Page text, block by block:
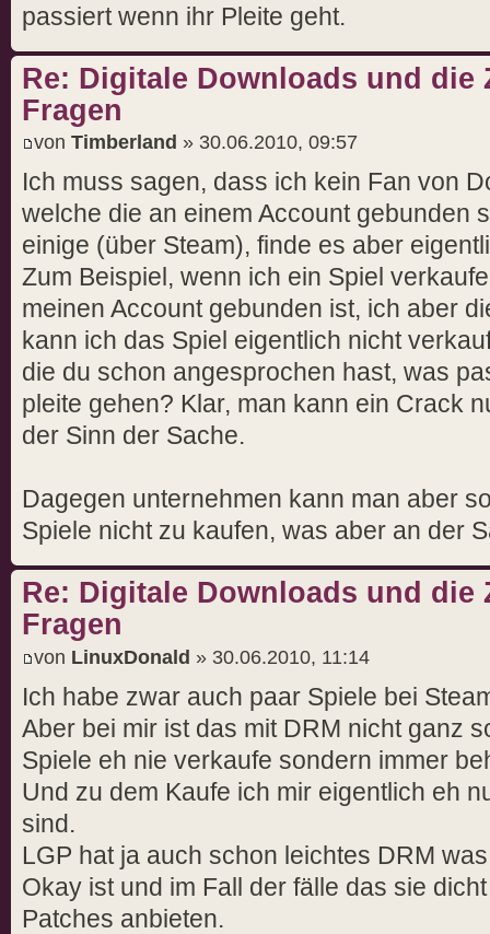
passiert wenn ihr Pleite geht.
Re: Digitale Downloads und die
Fragen
von Timberland » 30.06.2010, 09:57
Ich muss sagen, dass ich kein Fan von
welche die an einem Account gebunden
einige (über Steam), finde es aber
Zum Beispiel, wenn ich ein Spiel
meinen Account gebunden ist, ich aber
kann ich das Spiel eigentlich nicht
die du schon angesprochen hast, was
pleite gehen? Klar, man kann ein Crack
der Sinn der Sache.
Dagegen unternehmen kann man aber
Spiele nicht zu kaufen, was aber an der
Re: Digitale Downloads und die
Fragen
von LinuxDonald » 30.06.2010, 11:14
Ich habe zwar auch paar Spiele bei
Aber bei mir ist das mit DRM nicht ganz
Spiele eh nie verkaufe sondern immer
Und zu dem Kaufe ich mir eigentlich eh
sind.
LGP hat ja auch schon leichtes DRM
Okay ist und im Fall der fälle das sie
Patches anbieten.